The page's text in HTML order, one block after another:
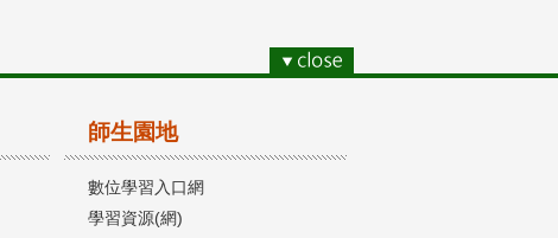
師生園地
數位學習入口網
學習資源(網)